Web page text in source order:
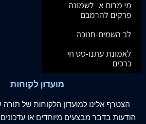
מי מרום א- לשמונה
פרקים להרמבם
לב השמים-חנוכה
לאמונת עתנו-סט חי
כרכים
מועדון לקוחות
הצטרף אלינו למועדון הלקוחות של
הודעות בדבר מבצעים מיוחדים או